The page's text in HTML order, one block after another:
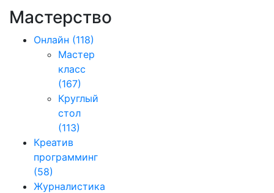
Мастерство
Онлайн (118)
Мастер
класс
(167)
Круглый
стол
(113)
Креатив
программинг
(58)
Журналистика